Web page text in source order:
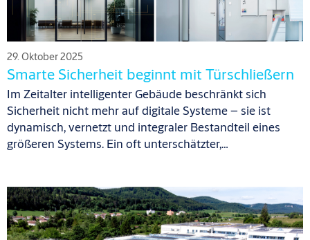
29. Oktober 2025
Smarte Sicherheit beginnt mit Türschließern
Im Zeitalter intelligenter Gebäude beschränkt sich
Sicherheit nicht mehr auf digitale Systeme – sie ist
dynamisch, vernetzt und integraler Bestandteil eines
größeren Systems. Ein oft unterschätzter,…